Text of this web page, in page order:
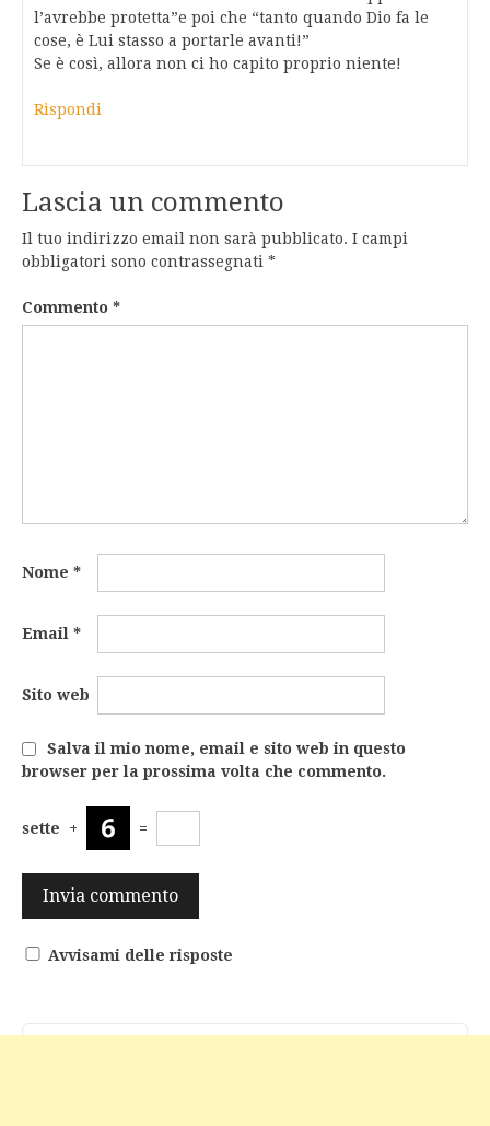
l’avrebbe protetta”e poi che “tanto quando Dio fa le
cose, è Lui stasso a portarle avanti!”
Se è così, allora non ci ho capito proprio niente!
Rispondi
Lascia un commento
Il tuo indirizzo email non sarà pubblicato. I campi
obbligatori sono contrassegnati *
Commento *
Nome *
Email *
Sito web
Salva il mio nome, email e sito web in questo
browser per la prossima volta che commento.
sette + =
Avvisami delle risposte